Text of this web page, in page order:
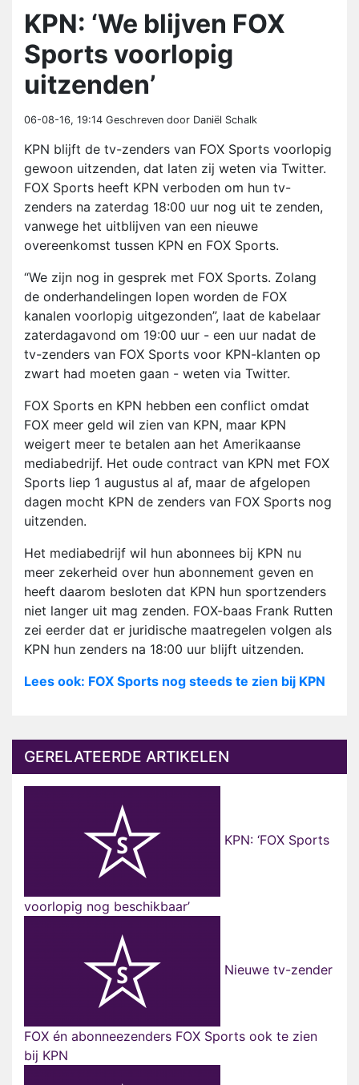
KPN: ‘We blijven FOX
Sports voorlopig
uitzenden’
06-08-16, 19:14 Geschreven door Daniël Schalk
KPN blijft de tv-zenders van FOX Sports voorlopig
gewoon uitzenden, dat laten zij weten via Twitter.
FOX Sports heeft KPN verboden om hun tv-
zenders na zaterdag 18:00 uur nog uit te zenden,
vanwege het uitblijven van een nieuwe
overeenkomst tussen KPN en FOX Sports.
“We zijn nog in gesprek met FOX Sports. Zolang
de onderhandelingen lopen worden de FOX
kanalen voorlopig uitgezonden”, laat de kabelaar
zaterdagavond om 19:00 uur - een uur nadat de
tv-zenders van FOX Sports voor KPN-klanten op
zwart had moeten gaan - weten via Twitter.
FOX Sports en KPN hebben een conflict omdat
FOX meer geld wil zien van KPN, maar KPN
weigert meer te betalen aan het Amerikaanse
mediabedrijf. Het oude contract van KPN met FOX
Sports liep 1 augustus al af, maar de afgelopen
dagen mocht KPN de zenders van FOX Sports nog
uitzenden.
Het mediabedrijf wil hun abonnees bij KPN nu
meer zekerheid over hun abonnement geven en
heeft daarom besloten dat KPN hun sportzenders
niet langer uit mag zenden. FOX-baas Frank Rutten
zei eerder dat er juridische maatregelen volgen als
KPN hun zenders na 18:00 uur blijft uitzenden.
Lees ook: FOX Sports nog steeds te zien bij KPN
GERELATEERDE ARTIKELEN
KPN: ‘FOX Sports
voorlopig nog beschikbaar’
Nieuwe tv-zender
FOX én abonneezenders FOX Sports ook te zien
bij KPN